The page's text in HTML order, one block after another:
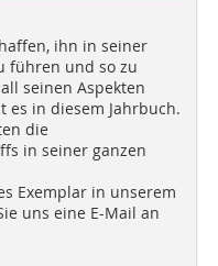
ihn in seiner
führen und so zu
seinen Aspekten
es in diesem Jahrbuch.
die
in seiner ganzen
Exemplar in unserem
uns eine E-Mail an